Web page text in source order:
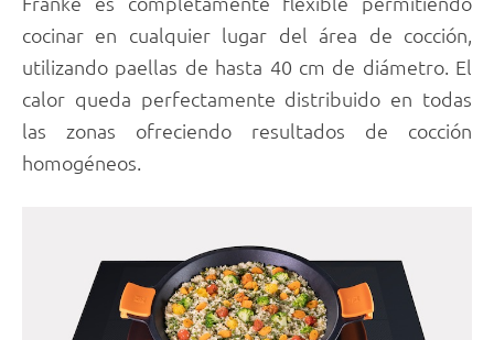
cocinar en cualquier lugar del área de cocción,
utilizando paellas de hasta 40 cm de diámetro. El
calor queda perfectamente distribuido en todas
las zonas ofreciendo resultados de cocción
homogéneos.